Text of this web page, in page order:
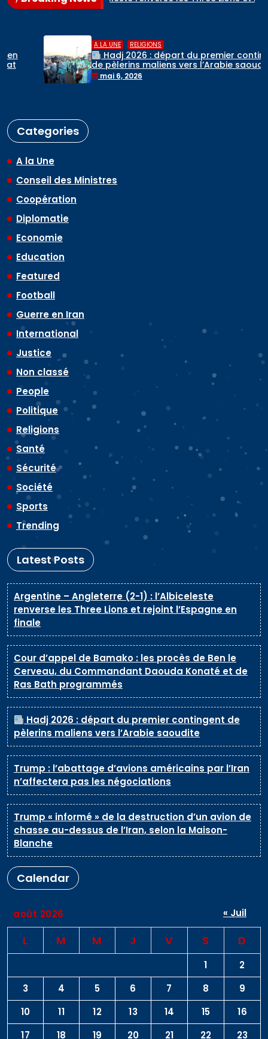
A LA UNE , RELIGIONS
Hadj 2026 : départ du premier contingent
de pèlerins maliens vers l’Arabie saoudite
mai 6, 2026
Categories
A la Une
Conseil des Ministres
Coopération
Diplomatie
Economie
Education
Featured
Football
Guerre en Iran
International
Justice
Non classé
People
Politique
Religions
Santé
Sécurité
Société
Sports
Trending
Latest Posts
Argentine – Angleterre (2-1) : l’Albiceleste
renverse les Three Lions et rejoint l’Espagne en
finale
Cour d’appel de Bamako : les procès de Ben le
Cerveau, du Commandant Daouda Konaté et de
Ras Bath programmés
Hadj 2026 : départ du premier contingent de
pèlerins maliens vers l’Arabie saoudite
Trump : l’abattage d’avions américains par l’Iran
n’affectera pas les négociations
Trump « informé » de la destruction d’un avion de
chasse au-dessus de l’Iran, selon la Maison-
Blanche
Calendar
août 2026
L M M J V S D
1
2
3
4 5 6 7 8
9
10
11 12 13 14 15
16
17
18 19 20 21 22 23
« Juil